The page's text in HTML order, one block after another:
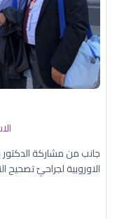
جانب من مشاركة
الاوروبية لجراحيّ تصحيح